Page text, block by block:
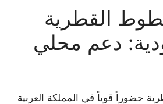
القطرية
دعم محلي
حضوراً قوياً في المملكة العربية